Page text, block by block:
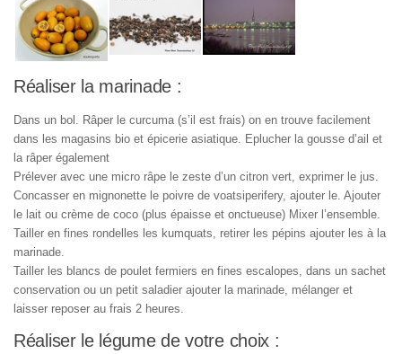
Réaliser la marinade :
Dans un bol. Râper le curcuma (s’il est frais) on en trouve facilement
dans les magasins bio et épicerie asiatique. Eplucher la gousse d’ail et
la râper également
Prélever avec une micro râpe le zeste d’un citron vert, exprimer le jus.
Concasser en mignonette le poivre de voatsiperifery, ajouter le. Ajouter
le lait ou crème de coco (plus épaisse et onctueuse) Mixer l’ensemble.
Tailler en fines rondelles les kumquats, retirer les pépins ajouter les à la
marinade.
Tailler les blancs de poulet fermiers en fines escalopes, dans un sachet
conservation ou un petit saladier ajouter la marinade, mélanger et
laisser reposer au frais 2 heures.
Réaliser le légume de votre choix :